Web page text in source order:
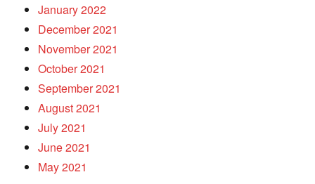
January 2022
December 2021
November 2021
October 2021
September 2021
August 2021
July 2021
June 2021
May 2021